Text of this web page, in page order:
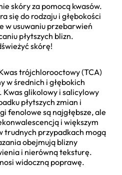
skóry za pomocą kwasów.
się do rodzaju i głębokości
w usuwaniu przebarwień
płytszych blizn.
skórę!
trójchlorooctowy (TCA)
w średnich i głębokich
Kwas glikolowy i salicylowy
płytszych zmian i
fenolowe są najgłębsze, ale
i większym
trudnych przypadkach mogą
obejmują blizny
i nierówną teksturę.
widoczną poprawę.